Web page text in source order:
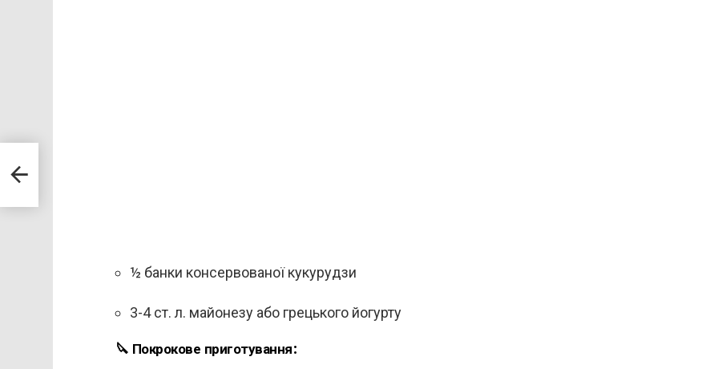
½ банки консервованої кукурудзи
3-4 ст. л. майонезу або грецького йогурту
🔪 Покрокове приготування:
не